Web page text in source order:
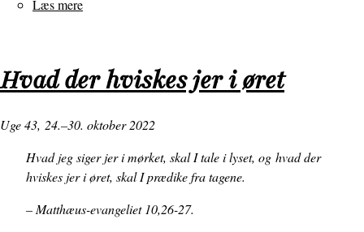
Læs mere
skinne
mennesker!”
Hvad der hviskes jer i øret
Uge 43, 24.–30. oktober 2022
Hvad jeg siger jer i mørket, skal I tale i lyset, og hvad der
hviskes jer i øret, skal I prædike fra tagene.
– Matthæus-evangeliet 10,26-27.